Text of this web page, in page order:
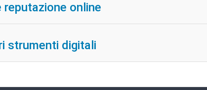
reputazione online
strumenti digitali